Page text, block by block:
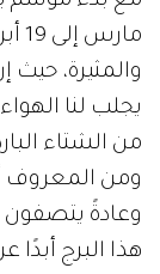
والمثيرة، حيث
يجلب لنا
من الشتاء
ومن المعروف
وعادةً يتصفون
هذا البرج